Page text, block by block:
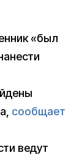
«был
сообщает
ведут